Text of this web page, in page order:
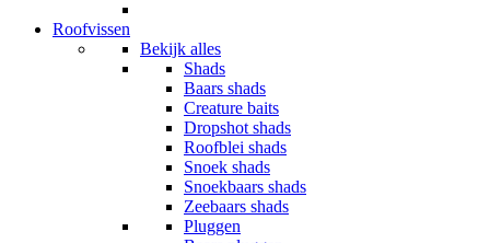
Roofvissen
Bekijk alles
Shads
Baars shads
Creature baits
Dropshot shads
Roofblei shads
Snoek shads
Snoekbaars shads
Zeebaars shads
Pluggen